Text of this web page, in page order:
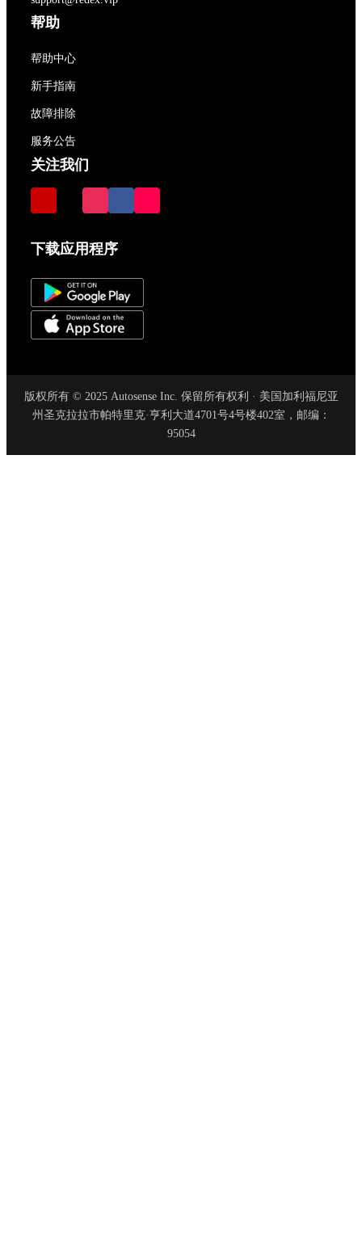
帮助
帮助中心
新手指南
故障排除
服务公告
关注我们
下载应用程序
版权所有 © 2025 Autosense Inc. 保留所有权利 · 美国加利福尼亚
州圣克拉拉市帕特里克·亨利大道4701号4号楼402室，邮编：
95054